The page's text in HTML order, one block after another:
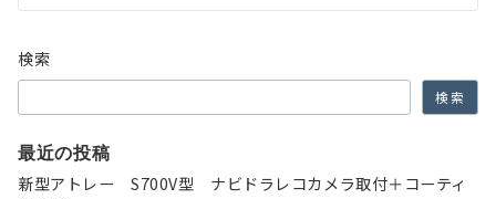
シ
ョ
ン
検索
検索
最近の投稿
新型アトレー S700V型 ナビドラレコカメラ取付＋コーティ